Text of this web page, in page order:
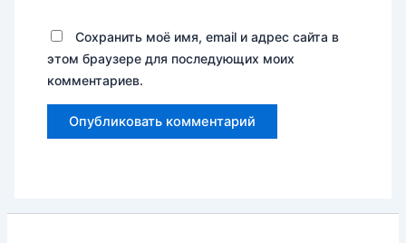
Сохранить моё имя, email и адрес сайта в
этом браузере для последующих моих
комментариев.